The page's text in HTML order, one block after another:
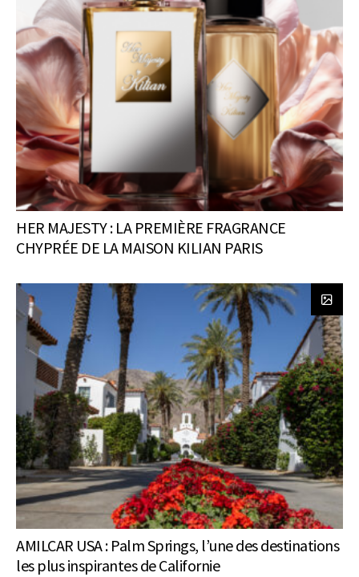
HER MAJESTY : LA PREMIÈRE FRAGRANCE
CHYPRÉE DE LA MAISON KILIAN PARIS
AMILCAR USA : Palm Springs, l’une des destinations
les plus inspirantes de Californie